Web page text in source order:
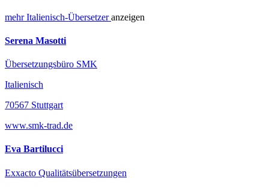
mehrItalienisch-Übersetzeranzeigen
Serena Masotti
Übersetzungsbüro SMK
Italienisch
70567 Stuttgart
www.smk-trad.de
Eva Bartilucci
Exxacto Qualitätsübersetzungen